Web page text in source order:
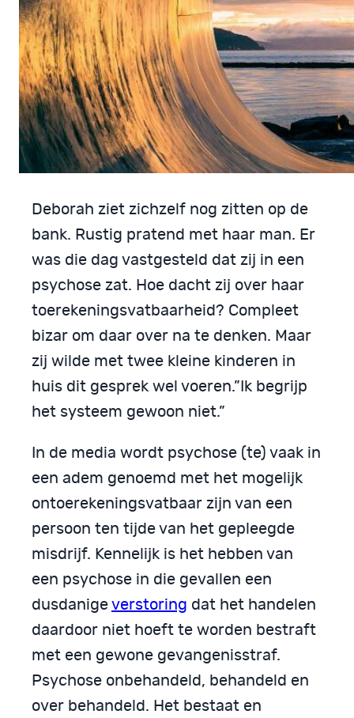
Deborah ziet zichzelf nog zitten op de
bank. Rustig pratend met haar man. Er
was die dag vastgesteld dat zij in een
psychose zat. Hoe dacht zij over haar
toerekeningsvatbaarheid? Compleet
bizar om daar over na te denken. Maar
zij wilde met twee kleine kinderen in
huis dit gesprek wel voeren.”Ik begrijp
het systeem gewoon niet.”
In de media wordt psychose (te) vaak in
een adem genoemd met het mogelijk
ontoerekeningsvatbaar zijn van een
persoon ten tijde van het gepleegde
misdrijf. Kennelijk is het hebben van
een psychose in die gevallen een
dusdanige verstoring dat het handelen
daardoor niet hoeft te worden bestraft
met een gewone gevangenisstraf.
Psychose onbehandeld, behandeld en
over behandeld. Het bestaat en